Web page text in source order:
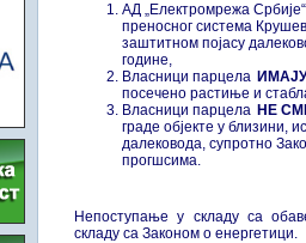
АД „Електромрежа
преносног система
заштитном појасу
године,
Власници парцела
посечено растиње и
Власници парцела НЕ
граде објекте у близини,
далековода, супротно
прогшсима.
Непоступање у складу са
складу са Законом о енергетици.